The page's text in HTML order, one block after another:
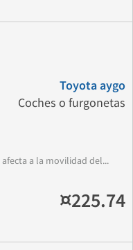
Toyota aygo
Coches o furgonetas
a la movilidad del...
¤225.74